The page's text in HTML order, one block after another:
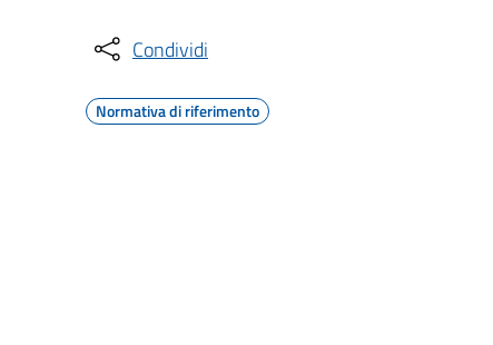
Condividi
Normativa di riferimento